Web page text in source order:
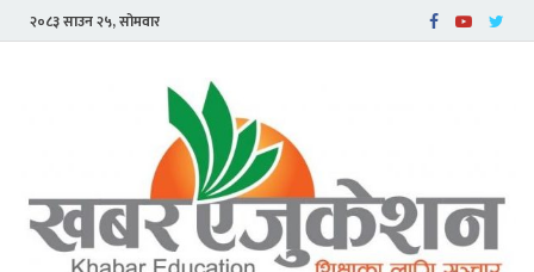
२०८३ साउन २५, सोमवार